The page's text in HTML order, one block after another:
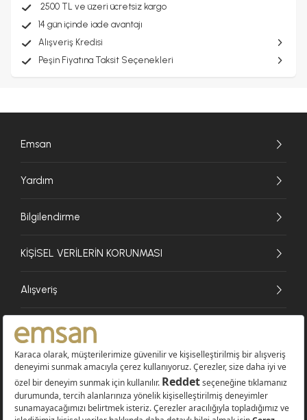
2500 TL ve üzeri ücretsiz kargo
14 gün içinde iade avantajı
Alışveriş Kredisi
Peşin Fiyatına Taksit Seçenekleri
Emsan
Yardım
Bilgilendirme
KİŞİSEL VERİLERİN KORUNMASI
Alışveriş